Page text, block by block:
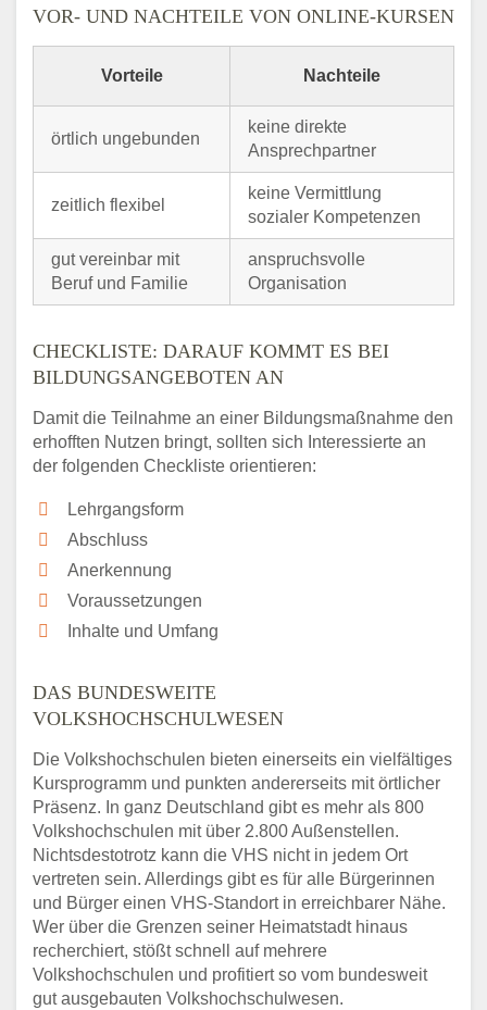
VOR- UND NACHTEILE VON ONLINE-KURSEN
Vorteile Nachteile
örtlich ungebunden
keine direkte
Ansprechpartner
zeitlich flexibel
keine Vermittlung
sozialer Kompetenzen
gut vereinbar mit
Beruf und Familie
anspruchsvolle
Organisation
CHECKLISTE: DARAUF KOMMT ES BEI
BILDUNGSANGEBOTEN AN
Damit die Teilnahme an einer Bildungsmaßnahme den
erhofften Nutzen bringt, sollten sich Interessierte an
der folgenden Checkliste orientieren:
Lehrgangsform
Abschluss
Anerkennung
Voraussetzungen
Inhalte und Umfang
DAS BUNDESWEITE
VOLKSHOCHSCHULWESEN
Die Volkshochschulen bieten einerseits ein vielfältiges
Kursprogramm und punkten andererseits mit örtlicher
Präsenz. In ganz Deutschland gibt es mehr als 800
Volkshochschulen mit über 2.800 Außenstellen.
Nichtsdestotrotz kann die VHS nicht in jedem Ort
vertreten sein. Allerdings gibt es für alle Bürgerinnen
und Bürger einen VHS-Standort in erreichbarer Nähe.
Wer über die Grenzen seiner Heimatstadt hinaus
recherchiert, stößt schnell auf mehrere
Volkshochschulen und profitiert so vom bundesweit
gut ausgebauten Volkshochschulwesen.